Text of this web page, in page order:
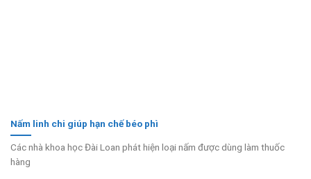
Nấm linh chi giúp hạn chế béo phì
Các nhà khoa học Đài Loan phát hiện loại nấm được dùng làm thuốc
hàng